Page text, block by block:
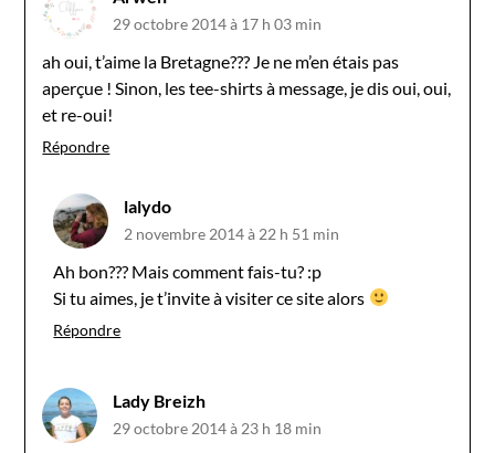
29 octobre 2014 à 17 h 03 min
ah oui, t’aime la Bretagne??? Je ne m’en étais pas
aperçue ! Sinon, les tee-shirts à message, je dis oui, oui,
et re-oui!
Répondre
lalydo
2 novembre 2014 à 22 h 51 min
Ah bon??? Mais comment fais-tu? :p
Si tu aimes, je t’invite à visiter ce site alors
Répondre
Lady Breizh
29 octobre 2014 à 23 h 18 min